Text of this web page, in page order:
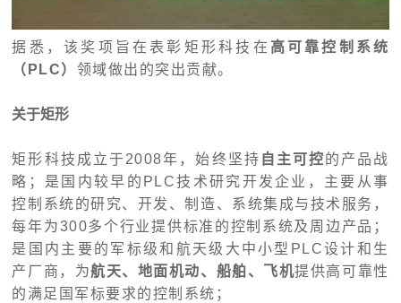
据悉，该奖项旨在表彰矩形科技在 高可靠控制系统
（ PLC） 领域做出的突出贡献。
关于矩形
矩形科技成立于2008年，始终坚持 自主可控的产品战
略；是国内较早的 PLC技术研究开发企业，主要从事
控制系统的研究、开发、制造、系统集成与技术服务，
每年为300多个行业提供标准的控制系统及周边产品；
是国内主要的军标级和航天级大中小型 PLC设计和生
产厂商，为航天、地面机动、船舶、飞机提供高可靠性
的满足国军标要求的控制系统；